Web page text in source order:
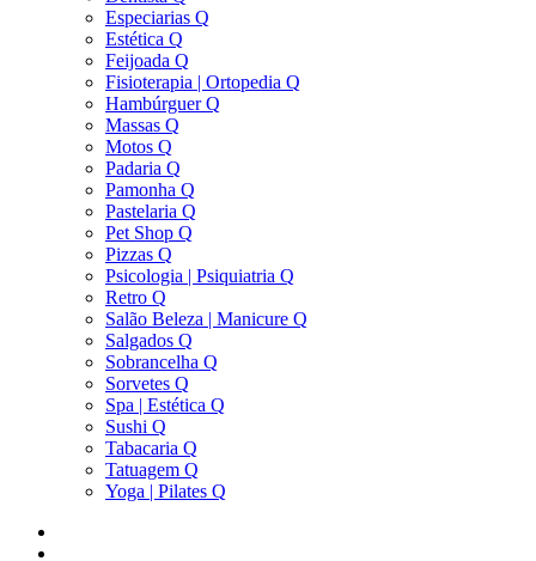
Especiarias Q
Estética Q
Feijoada Q
Fisioterapia | Ortopedia Q
Hambúrguer Q
Massas Q
Motos Q
Padaria Q
Pamonha Q
Pastelaria Q
Pet Shop Q
Pizzas Q
Psicologia | Psiquiatria Q
Retro Q
Salão Beleza | Manicure Q
Salgados Q
Sobrancelha Q
Sorvetes Q
Spa | Estética Q
Sushi Q
Tabacaria Q
Tatuagem Q
Yoga | Pilates Q